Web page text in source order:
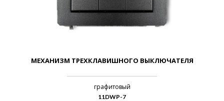
МЕХАНИЗМ ТРЕХКЛАВИШНОГО ВЫКЛЮЧАТЕЛЯ
графитовый
11DWP-7